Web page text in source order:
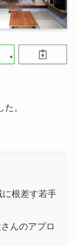
。
根差す若手
んのアプロ